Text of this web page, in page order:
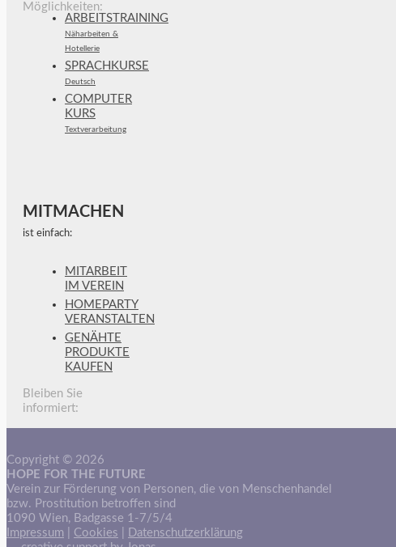
Möglichkeiten:
ARBEITSTRAINING
Näharbeiten &
Hotellerie
SPRACHKURSE
Deutsch
COMPUTER
KURS
Textverarbeitung
MITMACHEN
ist einfach:
MITARBEIT
IM VEREIN
HOMEPARTY
VERANSTALTEN
GENÄHTE
PRODUKTE
KAUFEN
Bleiben Sie
informiert:
Copyright © 2026
HOPE FOR THE FUTURE
Verein zur Förderung von Personen, die von Menschenhandel
bzw. Prostitution betroffen sind
1090 Wien, Badgasse 1-7/5/4
Impressum
Cookies
Datenschutzerklärung